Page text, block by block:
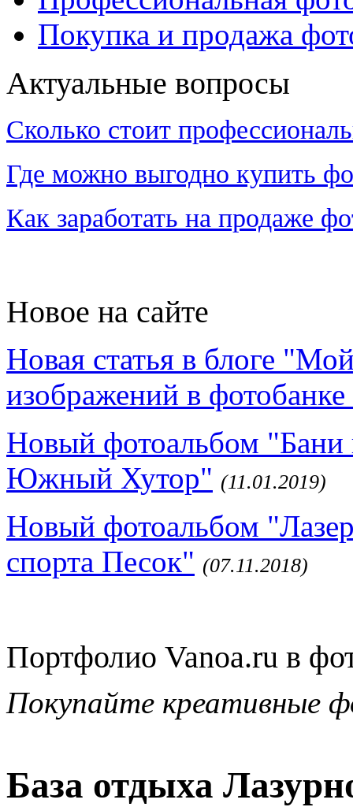
Покупка и продажа
Актуальные вопросы
Сколько стоит
Где можно выгодно купить
Как заработать на продаже
Новое на сайте
Новая статья в блоге
изображений в
Новый фотоальбом "Бани
Южный Хутор" (11.01.2019)
Новый фотоальбом
спорта Песок" (07.11.2018)
Портфолио Vanoa.ru в
Покупайте креативные
База отдыха